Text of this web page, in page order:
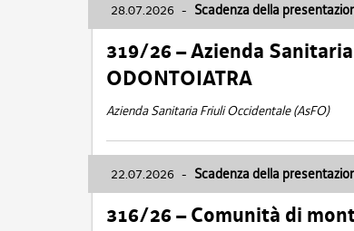
28.07.2026 - Scadenza della
319/26 – Azienda
ODONTOIATRA
Azienda Sanitaria Friuli Occidentale (AsFO)
22.07.2026 - Scadenza della
316/26 – Comunità di